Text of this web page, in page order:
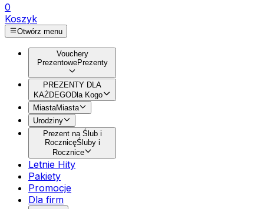
0
Koszyk
Otwórz menu
Vouchery
PrezentowePrezenty
PREZENTY DLA
KAŻDEGODla Kogo
MiastaMiasta
Urodziny
Prezent na Ślub i
RocznicęŚluby i
Rocznice
Letnie Hity
Pakiety
Promocje
Dla firm